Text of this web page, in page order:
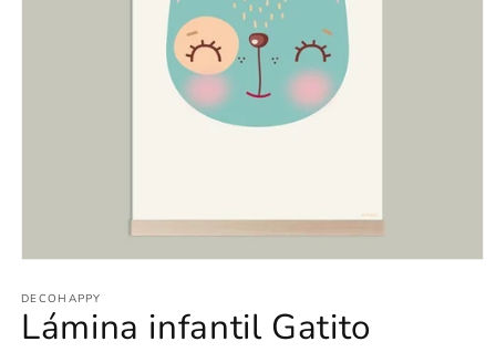
multimedia
1
en
DECOHAPPY
Lámina infantil Gatito